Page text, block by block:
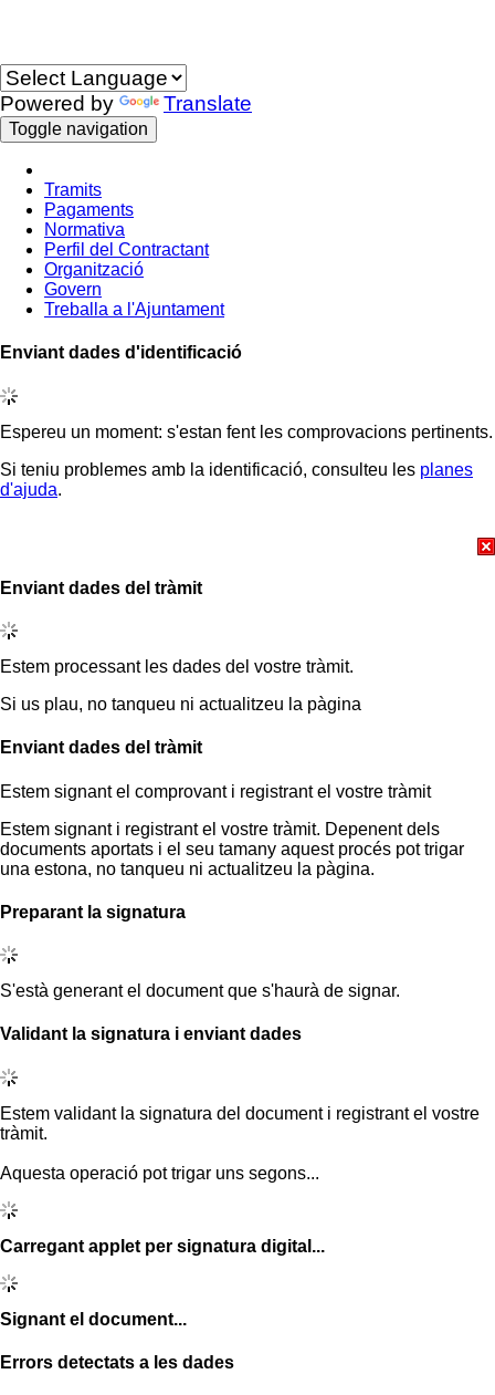
Powered by Translate
Toggle navigation
Tramits
Pagaments
Normativa
Perfil del Contractant
Organització
Govern
Treballa a l'Ajuntament
Enviant dades d'identificació
Espereu un moment: s'estan fent les comprovacions pertinents.
Si teniu problemes amb la identificació, consulteu les planes
d'ajuda.
Enviant dades del tràmit
Estem processant les dades del vostre tràmit.
Si us plau, no tanqueu ni actualitzeu la pàgina
Enviant dades del tràmit
Estem signant el comprovant i registrant el vostre tràmit
Estem signant i registrant el vostre tràmit. Depenent dels
documents aportats i el seu tamany aquest procés pot trigar
una estona, no tanqueu ni actualitzeu la pàgina.
Preparant la signatura
S'està generant el document que s'haurà de signar.
Validant la signatura i enviant dades
Estem validant la signatura del document i registrant el vostre
tràmit.
Aquesta operació pot trigar uns segons...
Carregant applet per signatura digital...
Signant el document...
Errors detectats a les dades